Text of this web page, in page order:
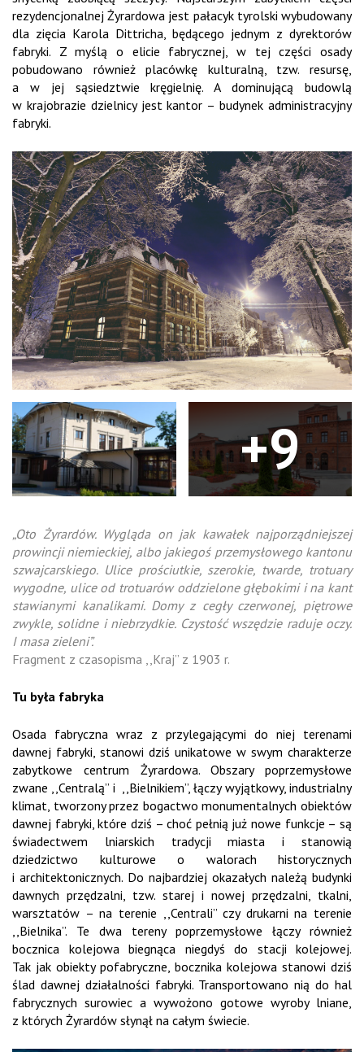
rezydencjonalnej Żyrardowa jest pałacyk tyrolski wybudowany
dla zięcia Karola Dittricha, będącego jednym z dyrektorów
fabryki. Z myślą o elicie fabrycznej, w tej części osady
pobudowano również placówkę kulturalną, tzw. resursę,
a w jej sąsiedztwie kręgielnię. A dominującą budowlą
w krajobrazie dzielnicy jest kantor – budynek administracyjny
fabryki.
+9
„Oto Żyrardów. Wygląda on jak kawałek najporządniejszej
prowincji niemieckiej, albo jakiegoś przemysłowego kantonu
szwajcarskiego. Ulice prościutkie, szerokie, twarde, trotuary
wygodne, ulice od trotuarów oddzielone głębokimi i na kant
stawianymi kanalikami. Domy z cegły czerwonej, piętrowe
zwykle, solidne i niebrzydkie. Czystość wszędzie raduje oczy.
I masa zieleni”.
Fragment z czasopisma ,,Kraj” z 1903 r.
Tu była fabryka
Osada fabryczna wraz z przylegającymi do niej terenami
dawnej fabryki, stanowi dziś unikatowe w swym charakterze
zabytkowe centrum Żyrardowa. Obszary poprzemysłowe
zwane ,,Centralą” i ,,Bielnikiem”, łączy wyjątkowy, industrialny
klimat, tworzony przez bogactwo monumentalnych obiektów
dawnej fabryki, które dziś – choć pełnią już nowe funkcje – są
świadectwem lniarskich tradycji miasta i stanowią
dziedzictwo kulturowe o walorach historycznych
i architektonicznych. Do najbardziej okazałych należą budynki
dawnych przędzalni, tzw. starej i nowej przędzalni, tkalni,
warsztatów – na terenie ,,Centrali” czy drukarni na terenie
,,Bielnika”. Te dwa tereny poprzemysłowe łączy również
bocznica kolejowa biegnąca niegdyś do stacji kolejowej.
Tak jak obiekty pofabryczne, bocznika kolejowa stanowi dziś
ślad dawnej działalności fabryki. Transportowano nią do hal
fabrycznych surowiec a wywożono gotowe wyroby lniane,
z których Żyrardów słynął na całym świecie.